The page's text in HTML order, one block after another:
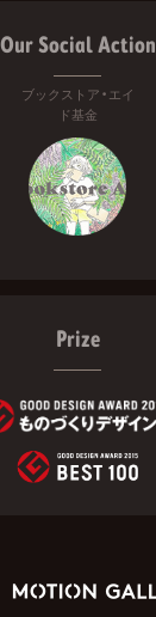
Our Social Action
ブックストア・エイ
ド基金
Prize